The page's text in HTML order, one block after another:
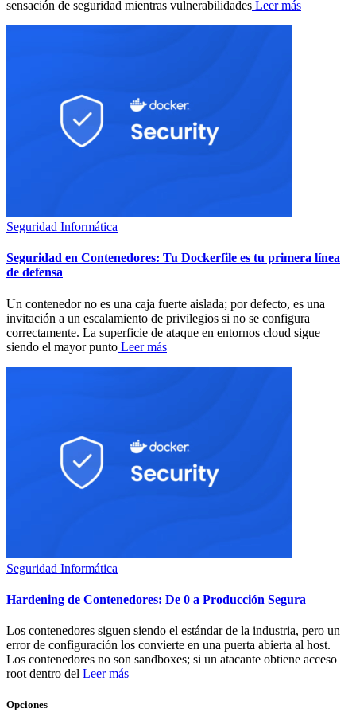
sensación de seguridad mientras vulnerabilidades Leer más
Seguridad Informática
Seguridad en Contenedores: Tu Dockerfile es tu primera línea
de defensa
Un contenedor no es una caja fuerte aislada; por defecto, es una
invitación a un escalamiento de privilegios si no se configura
correctamente. La superficie de ataque en entornos cloud sigue
siendo el mayor punto Leer más
Seguridad Informática
Hardening de Contenedores: De 0 a Producción Segura
Los contenedores siguen siendo el estándar de la industria, pero un
error de configuración los convierte en una puerta abierta al host.
Los contenedores no son sandboxes; si un atacante obtiene acceso
root dentro del Leer más
Opciones